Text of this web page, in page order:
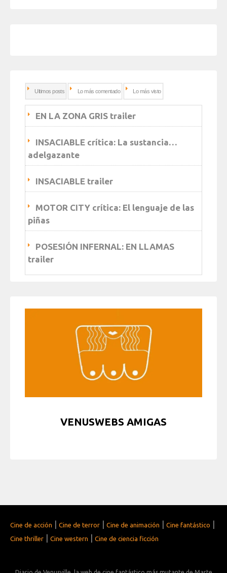
Ultimos posts Lo más comentado Lo más visto
EN LA ZONA GRIS trailer
INSACIABLE crítica: La sustancia…
adelgazante
INSACIABLE trailer
MOTOR CITY crítica: El lenguaje de las
piñas
POSESIÓN INFERNAL: EN LLAMAS
trailer
VENUSWEBS AMIGAS
Cine de acción | Cine de terror | Cine de animación | Cine fantástico |
Cine thriller | Cine western | Cine de ciencia ficción